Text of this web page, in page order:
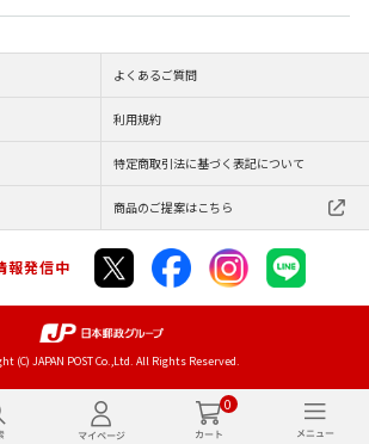
0
よくあるご質問
利用規約
特定商取引法に基づく表記について
商品のご提案はこちら
報発信中
(C) JAPAN POST Co.,Ltd. All Rights Reserved.